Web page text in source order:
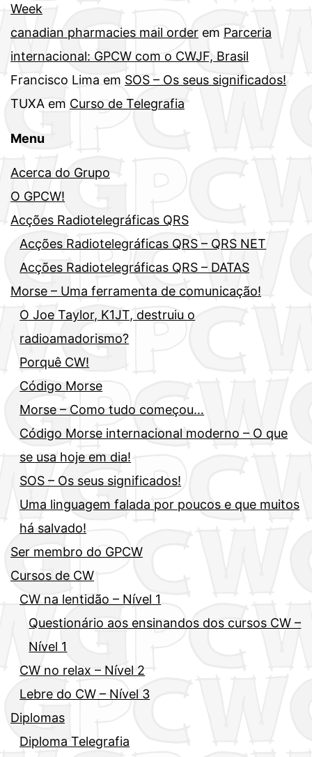
Week
canadian pharmacies mail order em Parceria
internacional: GPCW com o CWJF, Brasil
Francisco Lima em SOS – Os seus significados!
TUXA em Curso de Telegrafia
Menu
Acerca do Grupo
O GPCW!
Acções Radiotelegráficas QRS
Acções Radiotelegráficas QRS – QRS NET
Acções Radiotelegráficas QRS – DATAS
Morse – Uma ferramenta de comunicação!
O Joe Taylor, K1JT, destruiu o
radioamadorismo?
Porquê CW!
Código Morse
Morse – Como tudo começou…
Código Morse internacional moderno – O que
se usa hoje em dia!
SOS – Os seus significados!
Uma linguagem falada por poucos e que muitos
há salvado!
Ser membro do GPCW
Cursos de CW
CW na lentidão – Nível 1
Questionário aos ensinandos dos cursos CW –
Nível 1
CW no relax – Nível 2
Lebre do CW – Nível 3
Diplomas
Diploma Telegrafia